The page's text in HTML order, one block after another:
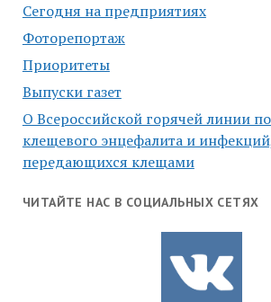
Сегодня на предприятиях
Фоторепортаж
Приоритеты
Выпуски газет
О Всероссийской горячей линии
клещевого энцефалита и
передающихся клещами
ЧИТАЙТЕ НАС В СОЦИАЛЬНЫХ СЕТЯХ